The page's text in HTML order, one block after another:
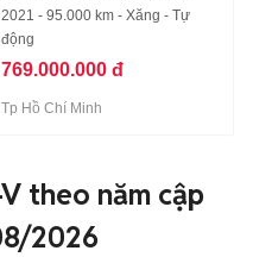
2021 - 95.000 km - Xăng - Tự
động
769.000.000 đ
Tp Hồ Chí Minh
theo năm cập
2026